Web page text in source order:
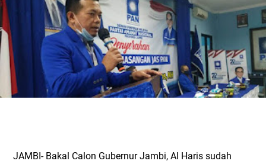
JAMBI- Bakal Calon Gubernur Jambi, Al Haris sudah